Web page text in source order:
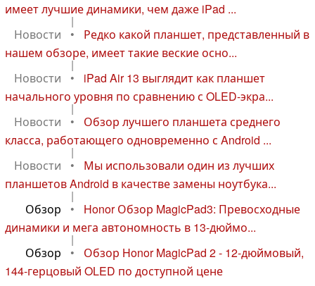
имеет лучшие динамики, чем даже iPad ...
|
Новости
•
Редко какой планшет, представленный в
нашем обзоре, имеет такие веские осно...
|
Новости
•
iPad Air 13 выглядит как планшет
начального уровня по сравнению с OLED-экра...
|
Новости
•
Обзор лучшего планшета среднего
класса, работающего одновременно с Android ...
|
Новости
•
Мы использовали один из лучших
планшетов Android в качестве замены ноутбука...
|
Обзор
•
Honor Обзор MagicPad3: Превосходные
динамики и мега автономность в 13-дюймо...
|
Обзор
•
Обзор Honor MagicPad 2 - 12-дюймовый,
144-герцовый OLED по доступной цене